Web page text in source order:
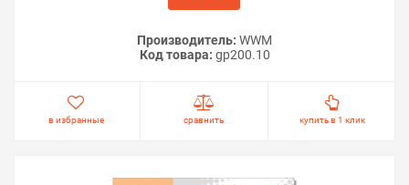
Производитель: WWM
Код товара: gp200.10
в избранные сравнить купить в 1 клик